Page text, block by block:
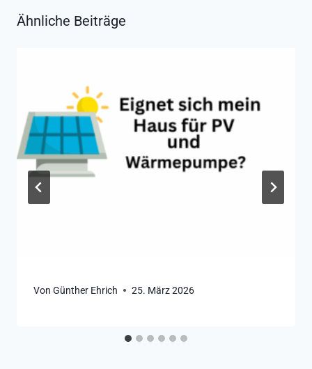
Ähnliche Beiträge
Von Günther Ehrich 25. März 2026